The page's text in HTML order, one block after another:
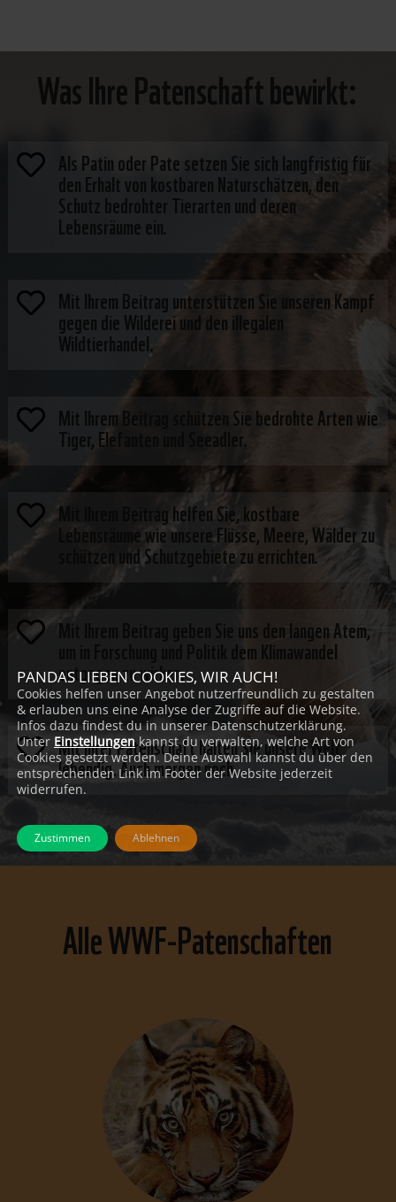
Was Ihre Patenschaft bewirkt:
 Als Patin oder Pate setzen Sie sich langfristig für
den Erhalt von kostbaren Naturschätzen, den
Schutz bedrohter Tierarten und deren
Lebensräume ein.
 Mit Ihrem Beitrag unterstützen Sie unseren Kampf
gegen die Wilderei und den illegalen
Wildtierhandel.
 Mit Ihrem Beitrag schützen Sie bedrohte Arten wie
Tiger, Elefanten und Seeadler.
 Mit Ihrem Beitrag helfen Sie, kostbare
Lebensräume wie unsere Flüsse, Meere, Wälder zu
schützen und Schutzgebiete zu errichten.
 Mit Ihrem Beitrag geben Sie uns den langen Atem,
um in Forschung und Politik dem Klimawandel
entgegen zu wirken.
 Mit Ihrer Patenschaft halten Sie unsere Welt
lebendig. Auch morgen noch.
Alle WWF-Patenschaften
PANDAS LIEBEN COOKIES, WIR AUCH!
Cookies helfen unser Angebot nutzerfreundlich zu gestalten
& erlauben uns eine Analyse der Zugriffe auf die Website.
Infos dazu findest du in unserer Datenschutzerklärung.
Unter Einstellungen kannst du verwalten, welche Art von
Cookies gesetzt werden. Deine Auswahl kannst du über den
entsprechenden Link im Footer der Website jederzeit
widerrufen.
Zustimmen Ablehnen